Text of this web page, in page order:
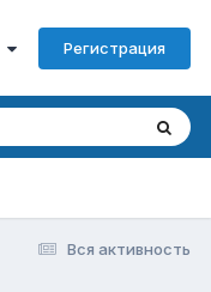
Регистрация
Вся активность